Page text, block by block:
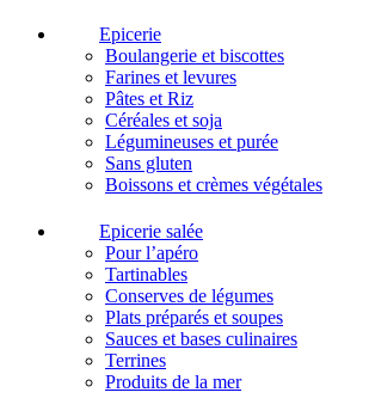
Epicerie
Boulangerie et biscottes
Farines et levures
Pâtes et Riz
Céréales et soja
Légumineuses et purée
Sans gluten
Boissons et crèmes végétales
Epicerie salée
Pour l’apéro
Tartinables
Conserves de légumes
Plats préparés et soupes
Sauces et bases culinaires
Terrines
Produits de la mer